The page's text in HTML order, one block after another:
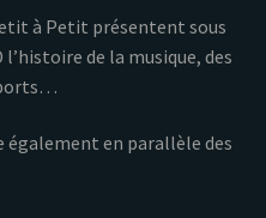
à Petit présentent sous
de la musique, des
également en parallèle des